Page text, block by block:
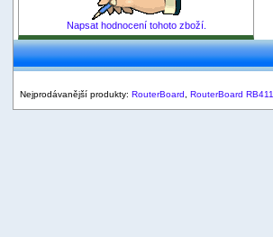
Napsat hodnocení tohoto zboží.
Nejprodávanější produkty: RouterBoard RouterBoard RB411